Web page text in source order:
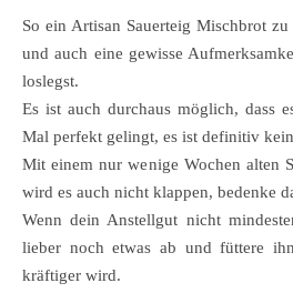
So ein Artisan Sauerteig Mischbrot
und auch eine gewisse
loslegst.
Es ist auch durchaus möglich, dass
Mal perfekt gelingt, es ist definitiv
Mit einem nur wenige Wochen alten
wird es auch nicht klappen, bedenke
Wenn dein Anstellgut nicht
lieber noch etwas ab und füttere
kräftiger wird.